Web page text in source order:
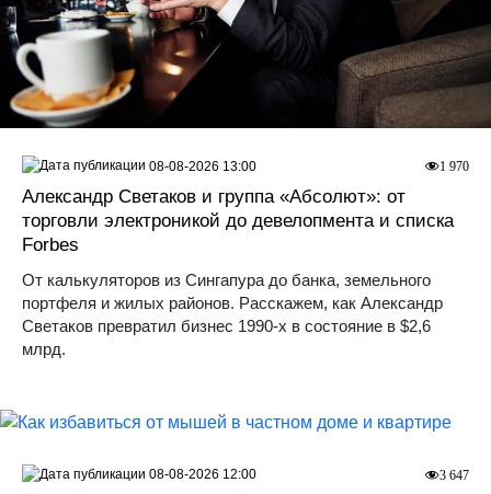
Александр Светаков и группа «Абсолют»: от
торговли электроникой до девелопмента и списка
Forbes
От калькуляторов из Сингапура до банка, земельного
портфеля и жилых районов. Расскажем, как Александр
Светаков превратил бизнес 1990-х в состояние в $2,6
млрд.
1 970
08-08-2026 13:00
3 647
08-08-2026 12:00